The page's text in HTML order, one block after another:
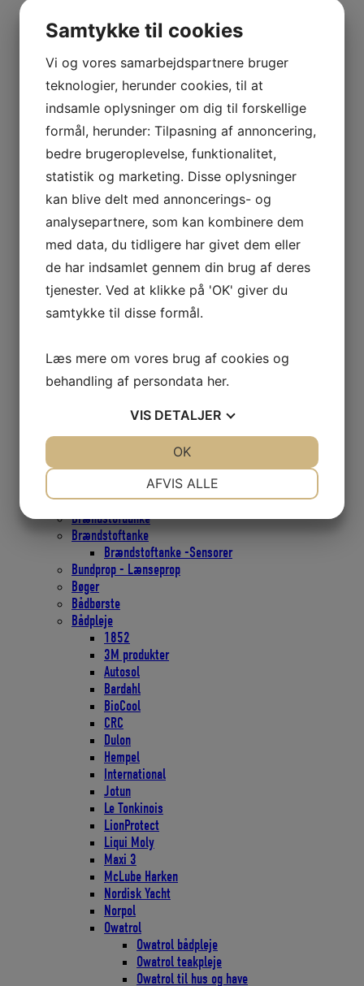
PBB80
PBB100
PBB60/80 Quick Lock
RBB80
BBB20
BBB30
BBB60
S20
S30
High Load
Selden Tilbehør
Blokke, Aluminium
Blokke, Galvaniseret
Blokke, Rustfri
Blokke, Scepter
Bordbeslag
Bordplade
Bordsøjle
Bøjler og kroge
Krog
Monteringsplade med øje
Pad eyes
Brændstofdunke
Brændstoftanke
Brændstoftanke -Sensorer
Bundprop - Lænseprop
Bøger
Bådbørste
Bådpleje
1852
3M produkter
Autosol
Bardahl
BioCool
CRC
Dulon
Hempel
International
Jotun
Le Tonkinois
LionProtect
Liqui Moly
Maxi 3
McLube Harken
Nordisk Yacht
Norpol
Owatrol
Owatrol bådpleje
Owatrol teakpleje
Owatrol til hus og have
Samtykke til cookies
Vi og vores samarbejdspartnere bruger
teknologier, herunder cookies, til at
indsamle oplysninger om dig til forskellige
formål, herunder: Tilpasning af annoncering,
bedre brugeroplevelse, funktionalitet,
statistik og marketing. Disse oplysninger
kan blive delt med annoncerings- og
analysepartnere, som kan kombinere dem
med data, du tidligere har givet dem eller
de har indsamlet gennem din brug af deres
tjenester. Ved at klikke på 'OK' giver du
samtykke til disse formål.
Læs mere om vores brug af cookies og
behandling af persondata her.
VIS DETALJER
MARKETING
AFVIS ALLE
OK